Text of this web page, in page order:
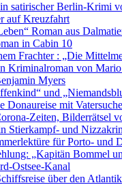
satirischer Berlin-Krimi
auf Kreuzfahrt
Roman aus
in Cabin 10
Frachter : „Die
Kriminalroman von
Myers
und
Donaureise mit Vatersuche
Zeiten, Bilderrätsel
Stierkampf- und
für Porto- und
„Kapitän Bommel
Ostsee-Kanal
über den Atlantik